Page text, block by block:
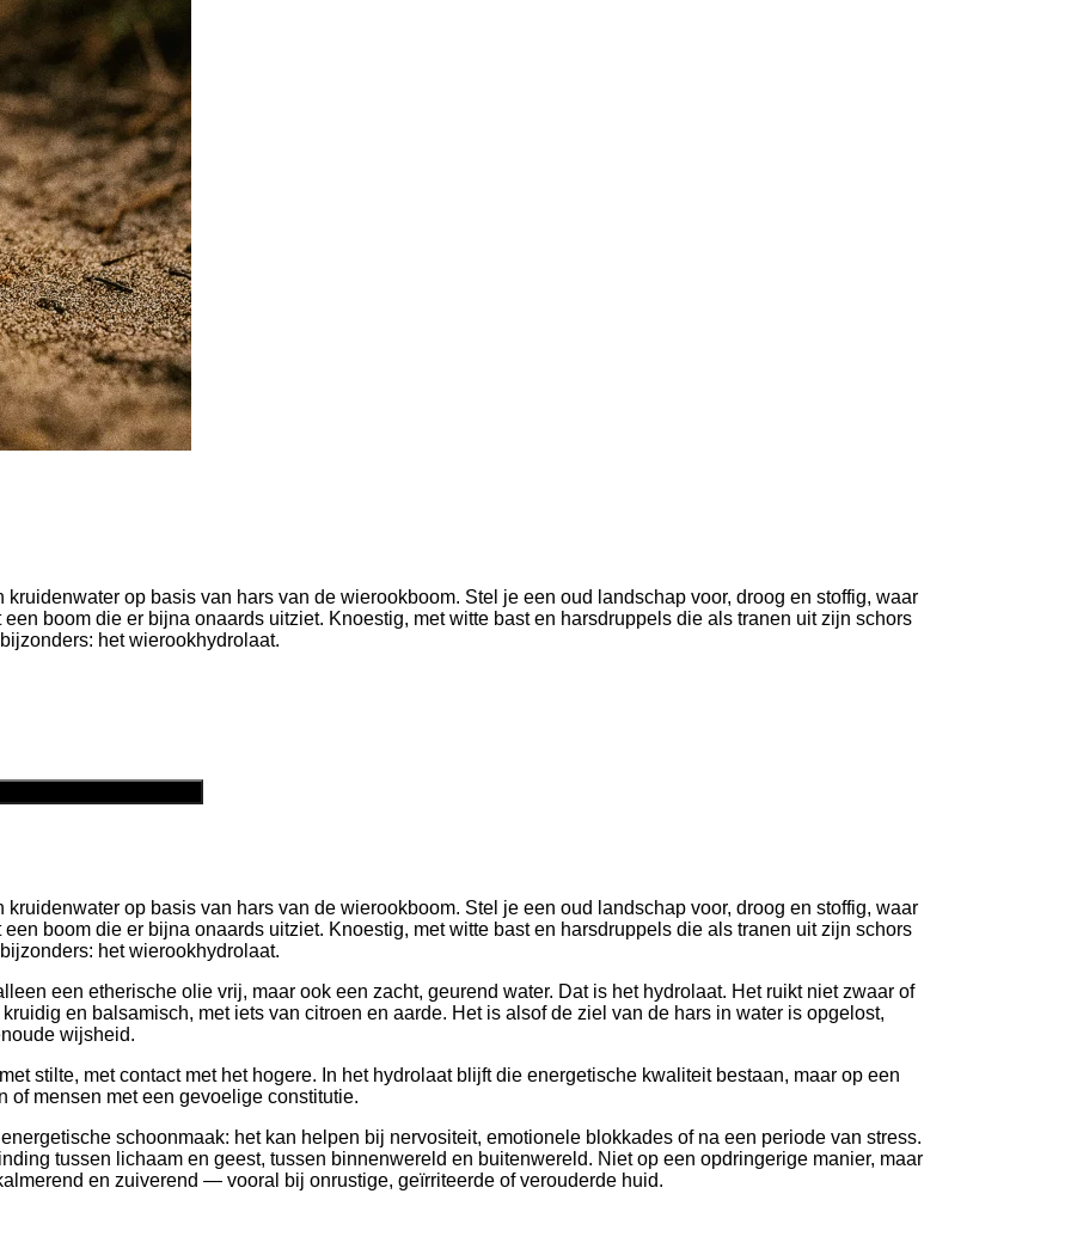
kruidenwater op basis van hars van de wierookboom. Stel je een oud landschap voor, droog en stoffig, waar
boom die er bijna onaards uitziet. Knoestig, met witte bast en harsdruppels die als tranen uit zijn schors
het wierookhydrolaat.
kruidenwater op basis van hars van de wierookboom. Stel je een oud landschap voor, droog en stoffig, waar
boom die er bijna onaards uitziet. Knoestig, met witte bast en harsdruppels die als tranen uit zijn schors
het wierookhydrolaat.
een etherische olie vrij, maar ook een zacht, geurend water. Dat is het hydrolaat. Het ruikt niet zwaar of
en balsamisch, met iets van citroen en aarde. Het is alsof de ziel van de hars in water is opgelost,
wijsheid.
stilte, met contact met het hogere. In het hydrolaat blijft die energetische kwaliteit bestaan, maar op een
of mensen met een gevoelige constitutie.
schoonmaak: het kan helpen bij nervositeit, emotionele blokkades of na een periode van stress.
tussen lichaam en geest, tussen binnenwereld en buitenwereld. Niet op een opdringerige manier, maar
en zuiverend — vooral bij onrustige, geïrriteerde of verouderde huid.